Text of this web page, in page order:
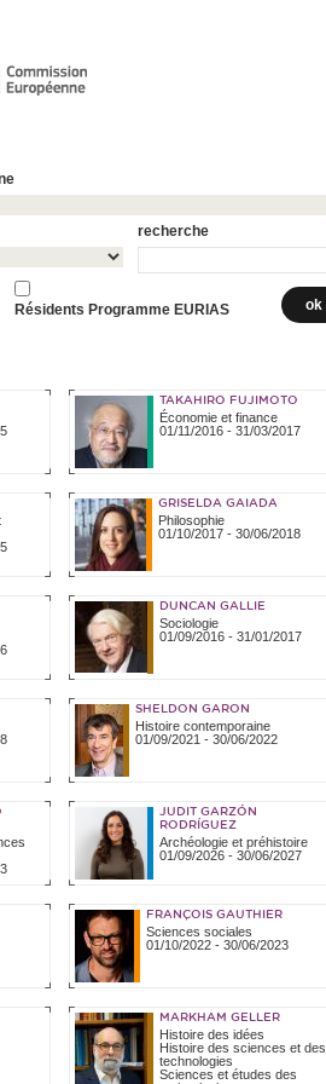
recherche
Résidents Programme EURIAS
TAKAHIRO FUJIMOTO
Économie et finance
01/11/2016 - 31/03/2017
GRISELDA GAIADA
Philosophie
01/10/2017 - 30/06/2018
DUNCAN GALLIE
Sociologie
01/09/2016 - 31/01/2017
SHELDON GARON
Histoire contemporaine
01/09/2021 - 30/06/2022
JUDIT GARZÓN
RODRÍGUEZ
Archéologie et préhistoire
01/09/2026 - 30/06/2027
FRANÇOIS GAUTHIER
Sciences sociales
01/10/2022 - 30/06/2023
MARKHAM GELLER
Histoire des idées
Histoire des sciences et des
technologies
Sciences et études des